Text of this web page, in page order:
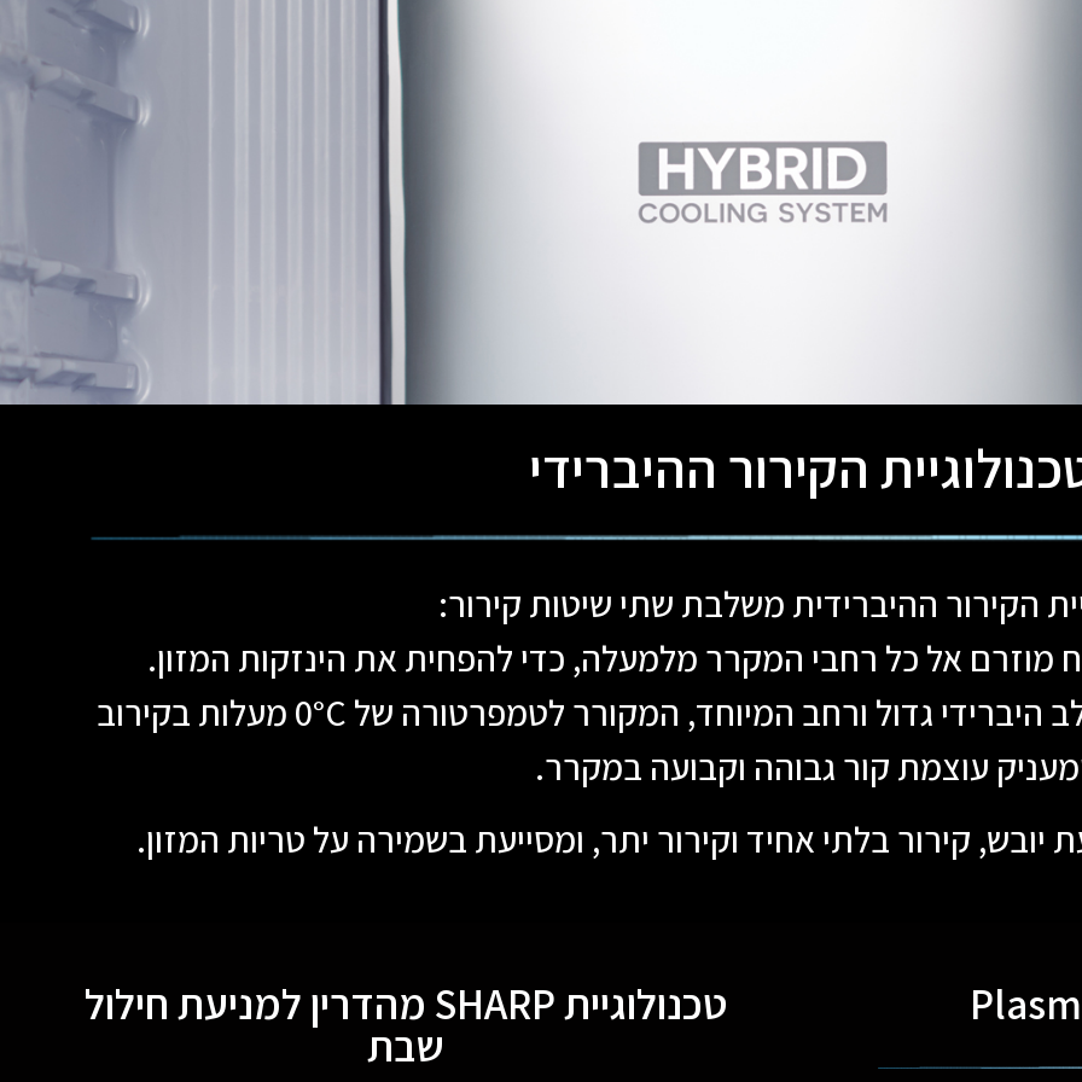
הקירור ההיברידי
הקירור ההיברידית משלבת שתי שיטות קירור:
מוזרם אל כל רחבי המקרר מלמעלה, כדי להפחית את הינזקות המזון.
גדול ורחב המיוחד, המקורר לטמפרטורה של 0 °C מעלות בקירוב
עוצמת קור גבוהה וקבועה במקרר.
קירור בלתי אחיד וקירור יתר, ומסייעת בשמירה על טריות המזון.
טכנולוגיית SHARP מהדרין למניעת חילול
שבת